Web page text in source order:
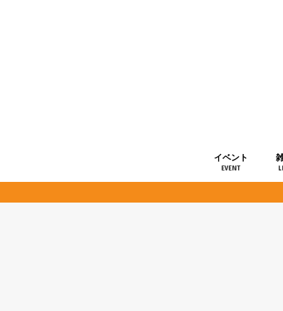
イベント
EVENT